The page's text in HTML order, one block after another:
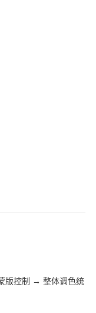
版控制 → 整体调色统